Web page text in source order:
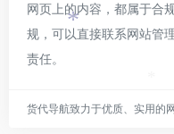
网页上的内容，都属于合
规，可以直接联系网站管
责任。
货代导航致力于优质、实用的
*